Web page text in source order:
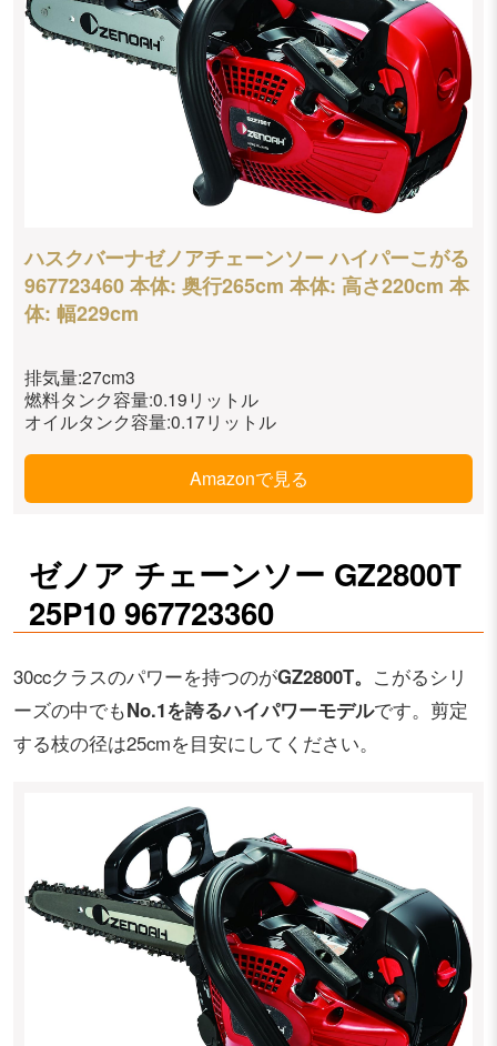
ハスクバーナゼノアチェーンソー ハイパーこがる
967723460 本体: 奥行265cm 本体: 高さ220cm 本
体: 幅229cm
排気量:27cm3
燃料タンク容量:0.19リットル
オイルタンク容量:0.17リットル
Amazonで見る
ゼノア チェーンソー GZ2800T
25P10 967723360
30ccクラスのパワーを持つのがGZ2800T。 こがるシリ
ーズの中でもNo.1を誇るハイパワーモデルです。剪定
する枝の径は25cmを目安にしてください。